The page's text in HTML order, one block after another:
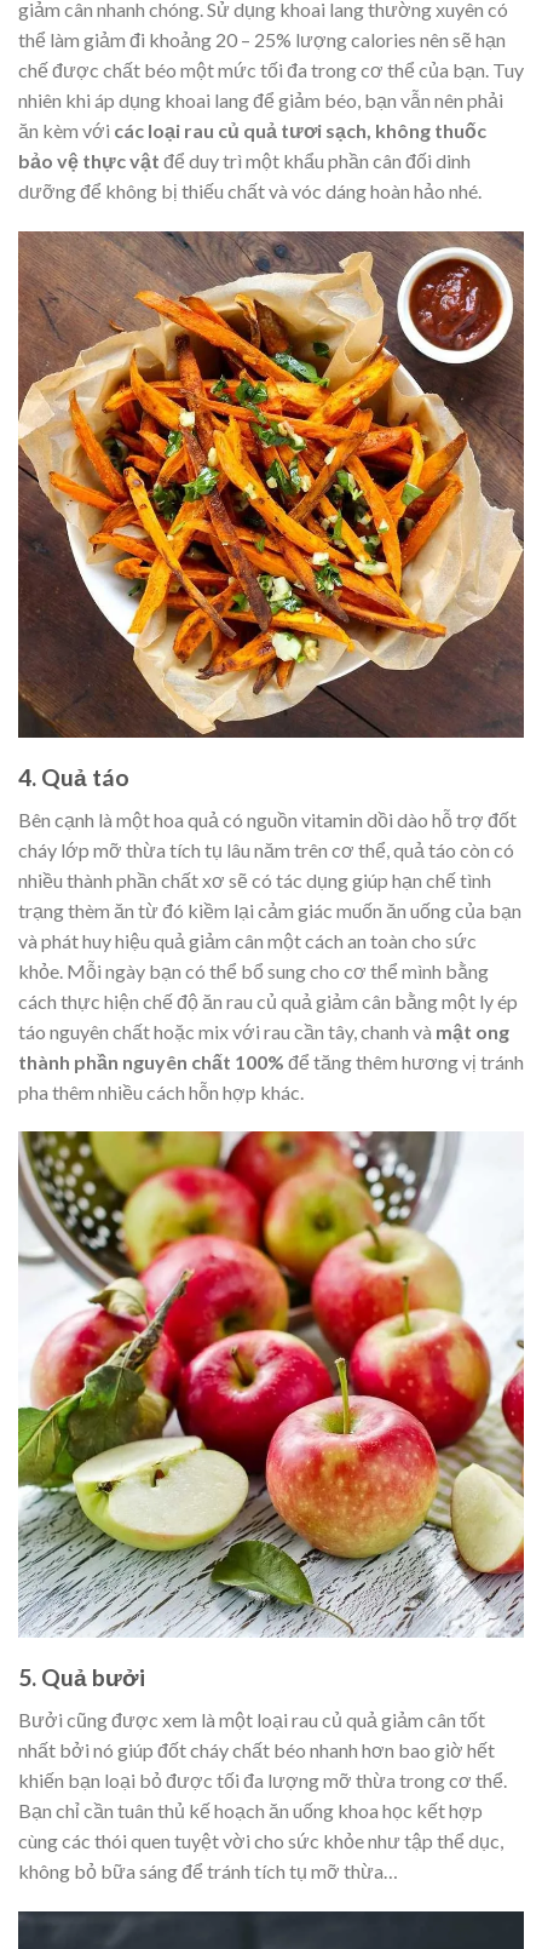
giảm cân nhanh chóng. Sử dụng khoai lang thường xuyên có
thể làm giảm đi khoảng 20 – 25% lượng calories nên sẽ hạn
chế được chất béo một mức tối đa trong cơ thể của bạn. Tuy
nhiên khi áp dụng khoai lang để giảm béo, bạn vẫn nên phải
ăn kèm với các loại rau củ quả tươi sạch, không thuốc
bảo vệ thực vật để duy trì một khẩu phần cân đối dinh
dưỡng để không bị thiếu chất và vóc dáng hoàn hảo nhé.
4. Quả táo
Bên cạnh là một hoa quả có nguồn vitamin dồi dào hỗ trợ đốt
cháy lớp mỡ thừa tích tụ lâu năm trên cơ thể, quả táo còn có
nhiều thành phần chất xơ sẽ có tác dụng giúp hạn chế tình
trạng thèm ăn từ đó kiềm lại cảm giác muốn ăn uống của bạn
và phát huy hiệu quả giảm cân một cách an toàn cho sức
khỏe. Mỗi ngày bạn có thể bổ sung cho cơ thể mình bằng
cách thực hiện chế độ ăn rau củ quả giảm cân bằng một ly ép
táo nguyên chất hoặc mix với rau cần tây, chanh và mật ong
thành phần nguyên chất 100% để tăng thêm hương vị tránh
pha thêm nhiều cách hỗn hợp khác.
5. Quả bưởi
Bưởi cũng được xem là một loại rau củ quả giảm cân tốt
nhất bởi nó giúp đốt cháy chất béo nhanh hơn bao giờ hết
khiến bạn loại bỏ được tối đa lượng mỡ thừa trong cơ thể.
Bạn chỉ cần tuân thủ kế hoạch ăn uống khoa học kết hợp
cùng các thói quen tuyệt vời cho sức khỏe như tập thể dục,
không bỏ bữa sáng để tránh tích tụ mỡ thừa…